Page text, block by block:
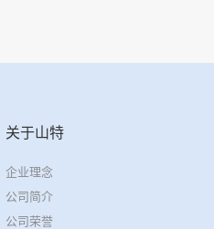
关于山特
企业理念
公司简介
公司荣誉